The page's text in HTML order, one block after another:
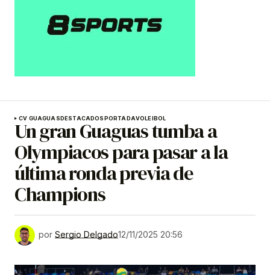
CV GUAGUASDESTACADOSPORTADAVOLEIBOL
Un gran Guaguas tumba a
Olympiacos para pasar a la
última ronda previa de
Champions
por Sergio Delgado12/11/2025 20:56